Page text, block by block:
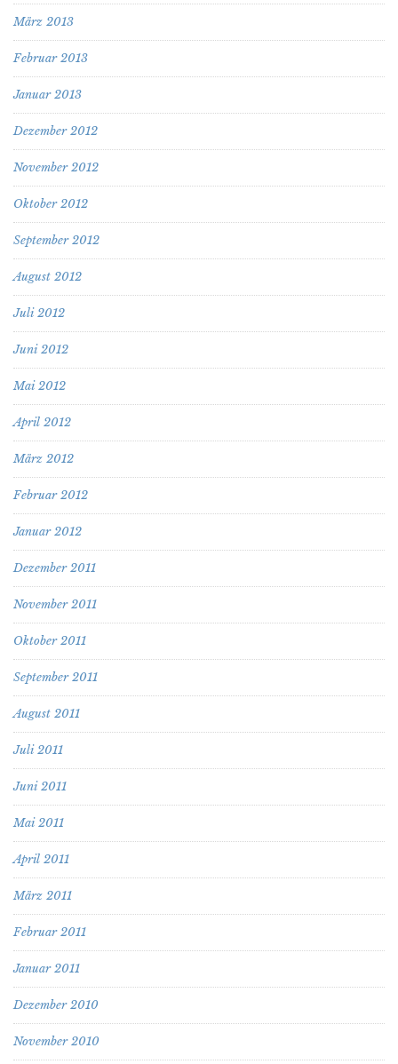
März 2013
Februar 2013
Januar 2013
Dezember 2012
November 2012
Oktober 2012
September 2012
August 2012
Juli 2012
Juni 2012
Mai 2012
April 2012
März 2012
Februar 2012
Januar 2012
Dezember 2011
November 2011
Oktober 2011
September 2011
August 2011
Juli 2011
Juni 2011
Mai 2011
April 2011
März 2011
Februar 2011
Januar 2011
Dezember 2010
November 2010